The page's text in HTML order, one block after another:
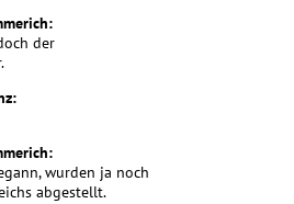
der
wurden ja noch
abgestellt.